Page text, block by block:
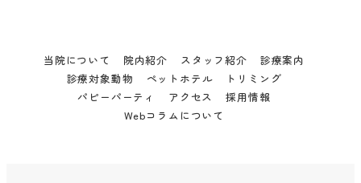
当院について 院内紹介 スタッフ紹介
診療案内
診療対象動物
ペットホテル
トリミング
パピーパーティ
アクセス
採用情報
Webコラムについて